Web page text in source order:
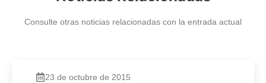
Consulte otras noticias relacionadas con la entrada actual
23 de octubre de 2015